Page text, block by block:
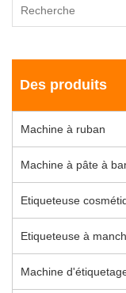
Des produits
Machine à ruban
Machine à pâte à
Etiqueteuse
Etiqueteuse à
Machine